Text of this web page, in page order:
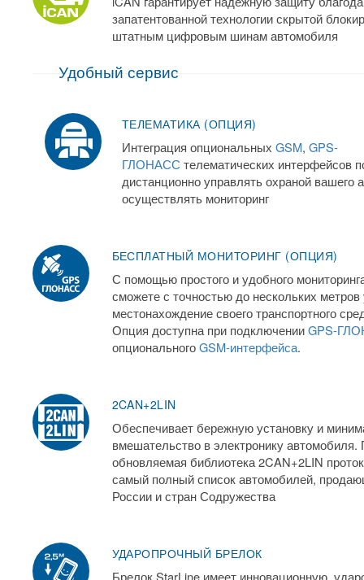
запатентованной технологии скрытой
штатным цифровым шинам автомобиля
Удобный сервис
ТЕЛЕМАТИКА (ОПЦИЯ)
Интеграция опциональных GSM, GPS-
ГЛОНАСС телематических интерфейсов
дистанционно управлять охраной вашего
осуществлять мониторинг
БЕСПЛАТНЫЙ МОНИТОРИНГ (ОПЦИЯ)
С помощью простого и удобного
сможете с точностью до нескольких метров
местонахождение своего транспортного
Опция доступна при подключенииGPS-
опциональногоGSM-интерфейса.
2CAN+2LIN
Обеспечивает бережную установку и
вмешательство в электронику автомобиля.
обновляемая библиотека 2CAN+2LIN
самый полный список автомобилей,
России и стран Содружества
УДАРОПРОЧНЫЙ БРЕЛОК